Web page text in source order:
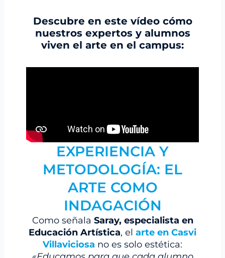
Descubre en este vídeo cómo
nuestros expertos y alumnos
viven el arte en el campus:
EXPERIENCIA Y
METODOLOGÍA: EL
ARTE COMO
INDAGACIÓN
Como señala Saray, especialista en
Educación Artística, el arte en Casvi
Villaviciosa no es solo estética: